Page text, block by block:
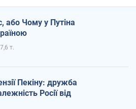
або Чому у Путіна
7,6 т.
Пекіну: дружба
Росії від